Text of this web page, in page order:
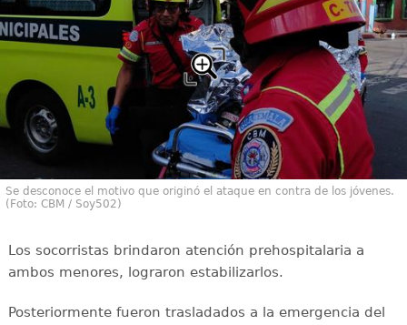
Se desconoce el motivo que originó el ataque en contra de los jóvenes.
(Foto: CBM / Soy502)
Los socorristas brindaron atención prehospitalaria a
ambos menores, lograron estabilizarlos.
Posteriormente fueron trasladados a la emergencia del